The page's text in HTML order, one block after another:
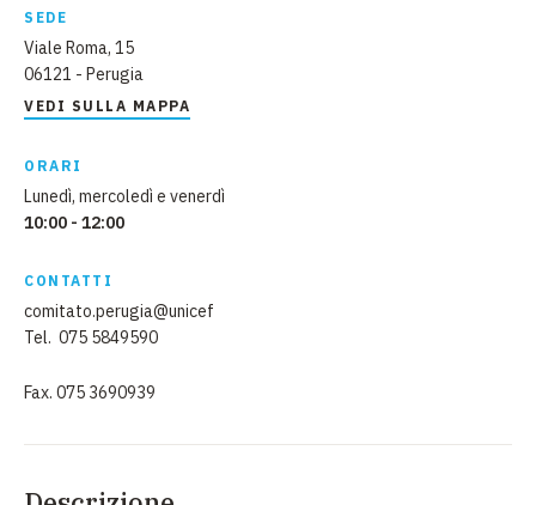
SEDE
Viale Roma, 15
06121 - Perugia
VEDI SULLA MAPPA
ORARI
Lunedì, mercoledì e venerdì
10:00 - 12:00
CONTATTI
comitato.perugia@unicef
Tel. 075 5849590
Fax. 075 3690939